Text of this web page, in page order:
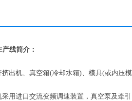
线简介：
机、真空箱(冷却水箱)、模具(或内压模
进口交流变频调速装置，真空泵及牵引